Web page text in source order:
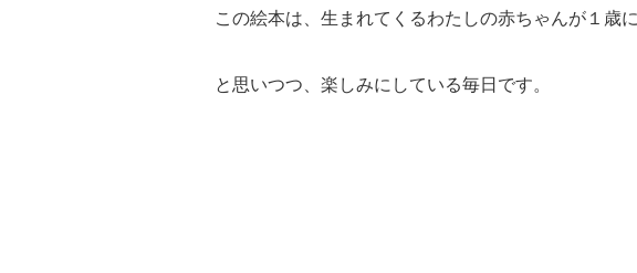
この絵本は、生まれてくるわたしの赤ちゃんが１歳
と思いつつ、楽しみにしている毎日です。